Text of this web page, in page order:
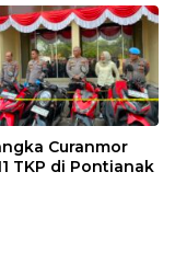
Curanmor
TKP di Pontianak